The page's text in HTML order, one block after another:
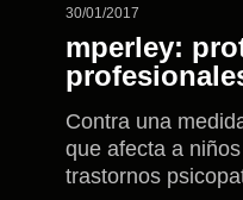
30/01/2017
mperley:
Contra una
que afecta a
trastornos